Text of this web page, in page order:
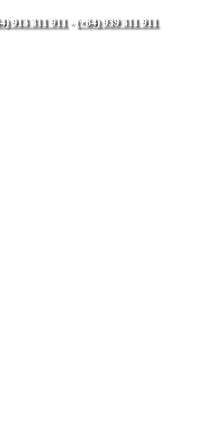
913 311 911- (+84) 939 311 911